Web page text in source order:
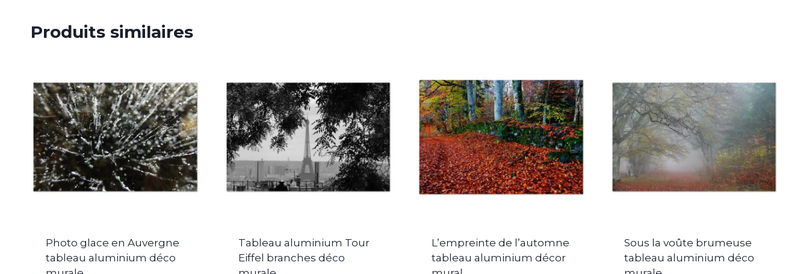
Produits similaires
Photo glace en Auvergne
tableau aluminium déco
Tableau aluminium Tour
Eiffel branches déco
L’empreinte de l’automne
tableau aluminium décor
Sous la voûte brumeuse
tableau aluminium déco